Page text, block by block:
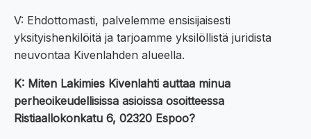
V: Ehdottomasti, palvelemme ensisijaisesti
yksityishenkilöitä ja tarjoamme yksilöllistä juridista
neuvontaa Kivenlahden alueella.
K: Miten Lakimies Kivenlahti auttaa minua
perheoikeudellisissa asioissa osoitteessa
Ristiaallokonkatu 6, 02320 Espoo?